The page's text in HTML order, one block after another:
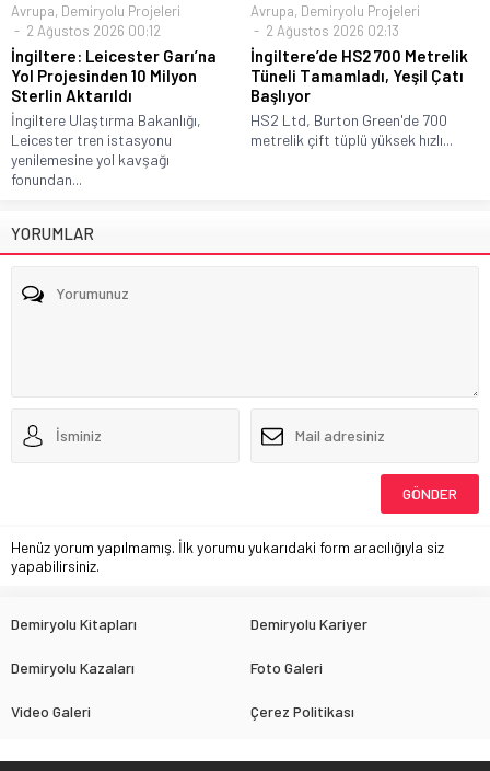
Avrupa, Demiryolu Projeleri
2 Ağustos 2026 00:12
İngiltere: Leicester Garı’na
Yol Projesinden 10 Milyon
Sterlin Aktarıldı
İngiltere Ulaştırma Bakanlığı,
Leicester tren istasyonu
yenilemesine yol kavşağı
fonundan...
Avrupa, Demiryolu Projeleri
2 Ağustos 2026 02:13
İngiltere’de HS2 700 Metrelik
Tüneli Tamamladı, Yeşil Çatı
Başlıyor
HS2 Ltd, Burton Green'de 700
metrelik çift tüplü yüksek hızlı...
YORUMLAR
Henüz yorum yapılmamış. İlk yorumu yukarıdaki form aracılığıyla siz
yapabilirsiniz.
Demiryolu Kitapları Demiryolu Kariyer
Demiryolu Kazaları Foto Galeri
Video Galeri Çerez Politikası